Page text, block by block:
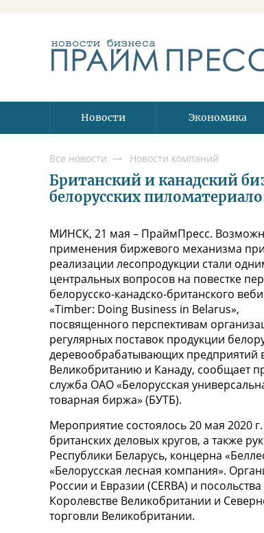
Новости Экономика
Все новости Новости компаний
Британский и канадский
белорусских
МИНСК, 21 мая – ПраймПресс.
применения биржевого механизма при
реализации лесопродукции стали
центральных вопросов на повестке
белорусско-канадско-британского
«Timber: Doing Business in Belarus»,
посвященного перспективам
регулярных поставок продукции
деревообрабатывающих предприятий
Великобританию и Канаду, сообщает
служба ОАО «Белорусская
товарная биржа» (БУТБ).
Мероприятие состоялось 20 мая 2020
британских деловых кругов, а также
Республики Беларусь, концерна
«Белорусская лесная компания».
России и Евразии (CERBA) и
Королевстве Великобритании и
торговли Великобритании.